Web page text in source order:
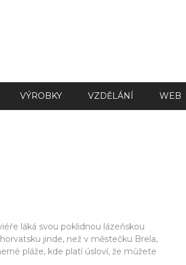
VÝROBKY VZDĚLÁNÍ WEB
láká svou poklidnou lázeňskou
jinde, než v městečku Brela,
pláže, kde platí úsloví, že můžete